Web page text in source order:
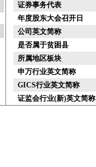
证券事务代表
年度股东大会召开日
公司英文简称
是否属于贫困县
所属地区板块
申万行业英文简称
GICS行业英文简称
证监会行业(新)英文简称